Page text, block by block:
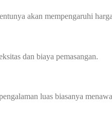
akan mempengaruhi
dan biaya pemasangan.
luas biasanya